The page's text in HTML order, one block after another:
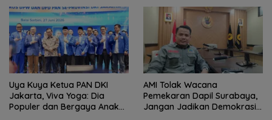
Uya Kuya Ketua PAN DKI
Jakarta, Viva Yoga: Dia
Populer dan Bergaya Anak
AMI Tolak Wacana
Pemekaran Dapil Surabaya,
Jangan Jadikan Demokrasi